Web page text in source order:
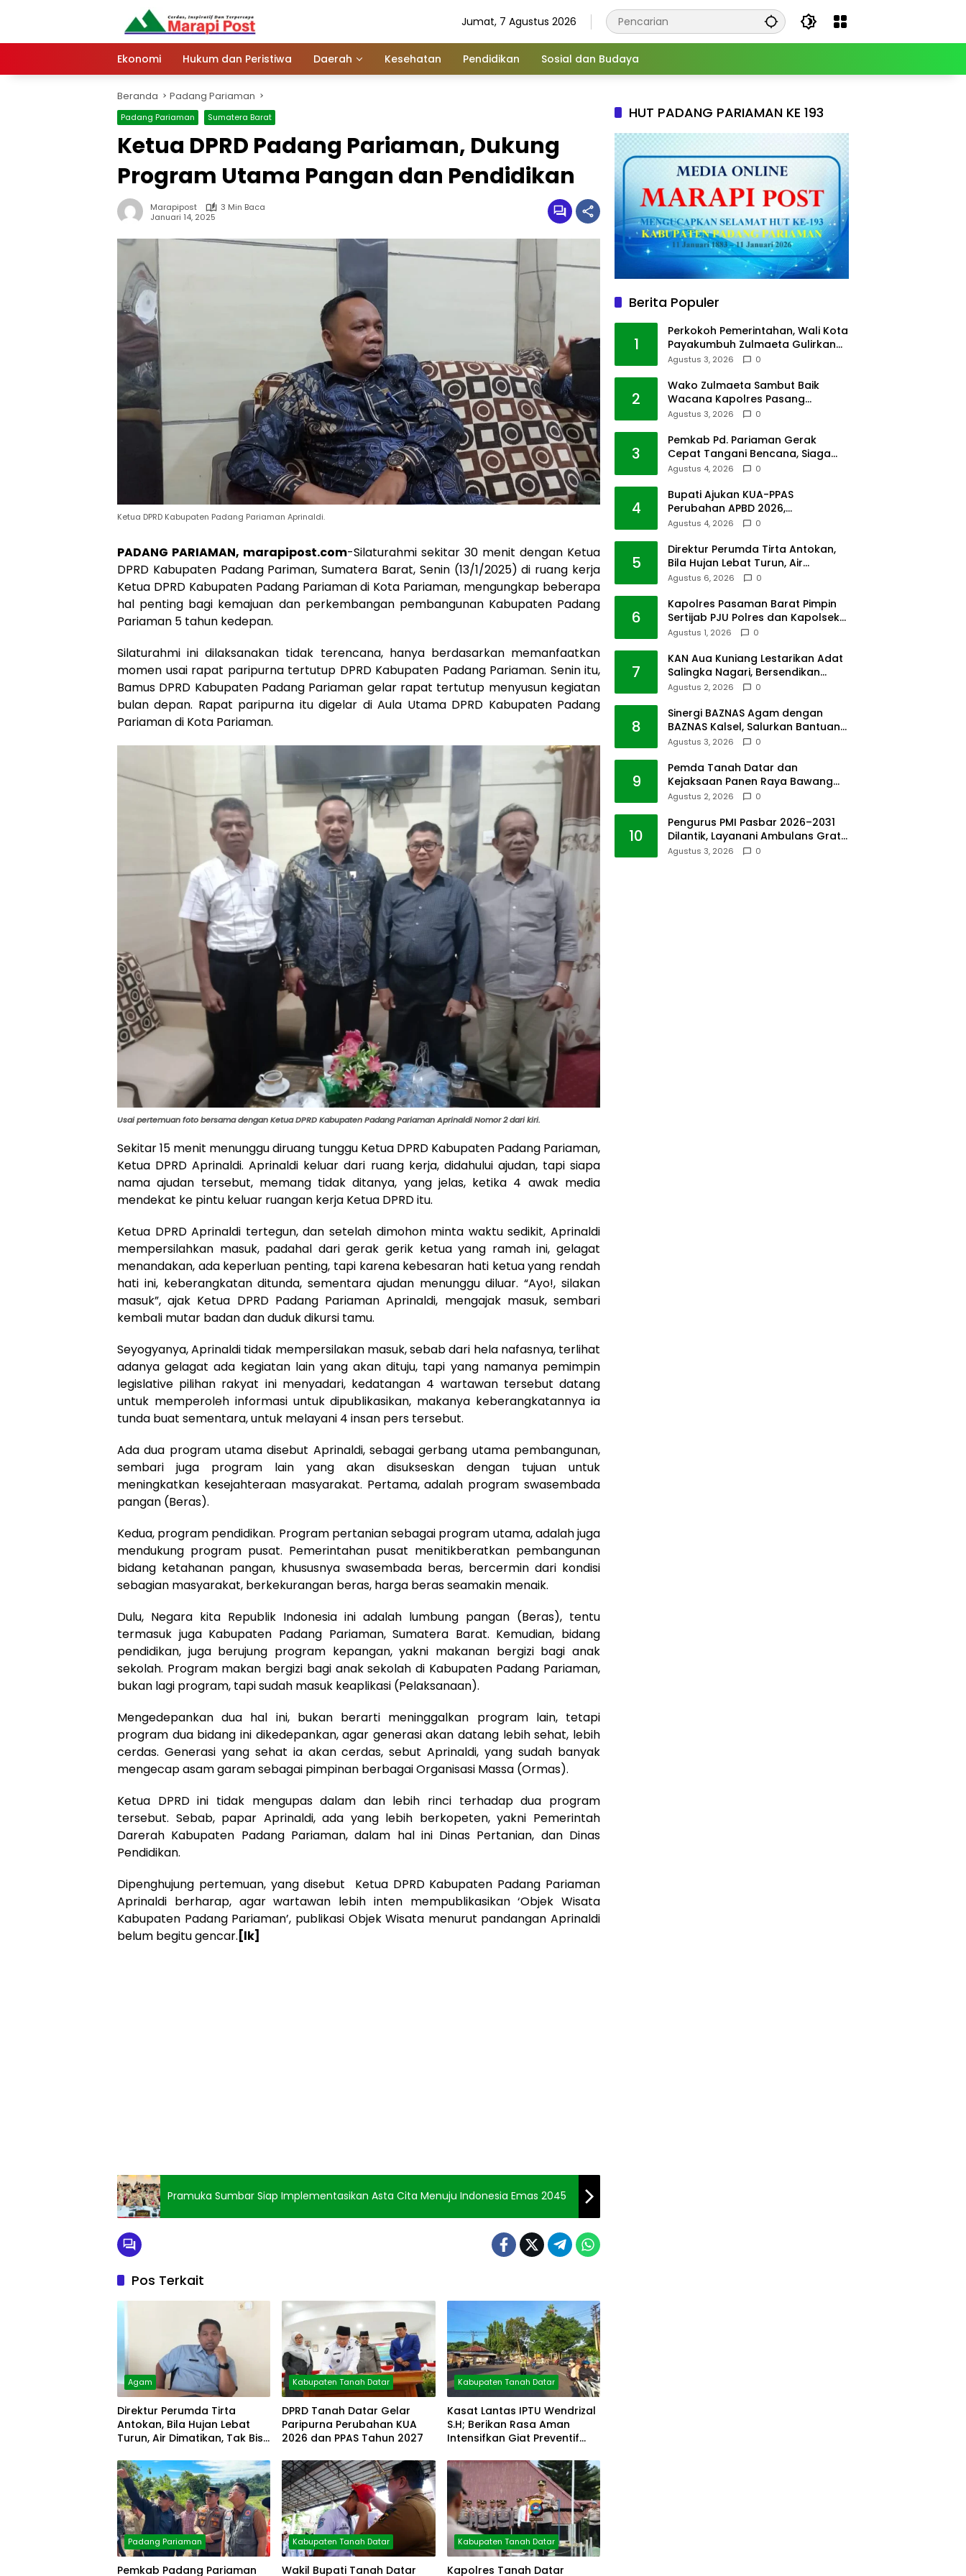
Jumat, 7 Agustus 2026
Ekonomi Hukum dan Peristiwa Daerah Kesehatan Pendidikan Sosial dan Budaya
Beranda Padang Pariaman
Padang Pariaman Sumatera Barat
Ketua DPRD Padang Pariaman, Dukung
Program Utama Pangan dan Pendidikan
Marapipost
3 Min Baca
Januari 14, 2025
Ketua DPRD Kabupaten Padang Pariaman Aprinaldi.
PADANG PARIAMAN, marapipost.com-Silaturahmi sekitar 30 menit dengan Ketua
DPRD Kabupaten Padang Pariman, Sumatera Barat, Senin (13/1/2025) di ruang kerja
Ketua DPRD Kabupaten Padang Pariaman di Kota Pariaman, mengungkap beberapa
hal penting bagi kemajuan dan perkembangan pembangunan Kabupaten Padang
Pariaman 5 tahun kedepan.
Silaturahmi ini dilaksanakan tidak terencana, hanya berdasarkan memanfaatkan
momen usai rapat paripurna tertutup DPRD Kabupaten Padang Pariaman. Senin itu,
Bamus DPRD Kabupaten Padang Pariaman gelar rapat tertutup menyusun kegiatan
bulan depan. Rapat paripurna itu digelar di Aula Utama DPRD Kabupaten Padang
Pariaman di Kota Pariaman.
Usai pertemuan foto bersama dengan Ketua DPRD Kabupaten Padang Pariaman Aprinaldi Nomor 2 dari kiri.
Sekitar 15 menit menunggu diruang tunggu Ketua DPRD Kabupaten Padang Pariaman,
Ketua DPRD Aprinaldi. Aprinaldi keluar dari ruang kerja, didahului ajudan, tapi siapa
nama ajudan tersebut, memang tidak ditanya, yang jelas, ketika 4 awak media
mendekat ke pintu keluar ruangan kerja Ketua DPRD itu.
Ketua DPRD Aprinaldi tertegun, dan setelah dimohon minta waktu sedikit, Aprinaldi
mempersilahkan masuk, padahal dari gerak gerik ketua yang ramah ini, gelagat
menandakan, ada keperluan penting, tapi karena kebesaran hati ketua yang rendah
hati ini, keberangkatan ditunda, sementara ajudan menunggu diluar. “Ayo!, silakan
masuk”, ajak Ketua DPRD Padang Pariaman Aprinaldi, mengajak masuk, sembari
kembali mutar badan dan duduk dikursi tamu.
Seyogyanya, Aprinaldi tidak mempersilakan masuk, sebab dari hela nafasnya, terlihat
adanya gelagat ada kegiatan lain yang akan dituju, tapi yang namanya pemimpin
legislative pilihan rakyat ini menyadari, kedatangan 4 wartawan tersebut datang
untuk memperoleh informasi untuk dipublikasikan, makanya keberangkatannya ia
tunda buat sementara, untuk melayani 4 insan pers tersebut.
Ada dua program utama disebut Aprinaldi, sebagai gerbang utama pembangunan,
sembari juga program lain yang akan disukseskan dengan tujuan untuk
meningkatkan kesejahteraan masyarakat. Pertama, adalah program swasembada
pangan (Beras).
Kedua, program pendidikan. Program pertanian sebagai program utama, adalah juga
mendukung program pusat. Pemerintahan pusat menitikberatkan pembangunan
bidang ketahanan pangan, khususnya swasembada beras, bercermin dari kondisi
sebagian masyarakat, berkekurangan beras, harga beras seamakin menaik.
Dulu, Negara kita Republik Indonesia ini adalah lumbung pangan (Beras), tentu
termasuk juga Kabupaten Padang Pariaman, Sumatera Barat. Kemudian, bidang
pendidikan, juga berujung program kepangan, yakni makanan bergizi bagi anak
sekolah. Program makan bergizi bagi anak sekolah di Kabupaten Padang Pariaman,
bukan lagi program, tapi sudah masuk keaplikasi (Pelaksanaan).
Mengedepankan dua hal ini, bukan berarti meninggalkan program lain, tetapi
program dua bidang ini dikedepankan, agar generasi akan datang lebih sehat, lebih
cerdas. Generasi yang sehat ia akan cerdas, sebut Aprinaldi, yang sudah banyak
mengecap asam garam sebagai pimpinan berbagai Organisasi Massa (Ormas).
Ketua DPRD ini tidak mengupas dalam dan lebih rinci terhadap dua program
tersebut. Sebab, papar Aprinaldi, ada yang lebih berkopeten, yakni Pemerintah
Darerah Kabupaten Padang Pariaman, dalam hal ini Dinas Pertanian, dan Dinas
Pendidikan.
Dipenghujung pertemuan, yang disebut Ketua DPRD Kabupaten Padang Pariaman
Aprinaldi berharap, agar wartawan lebih inten mempublikasikan ‘Objek Wisata
Kabupaten Padang Pariaman’, publikasi Objek Wisata menurut pandangan Aprinaldi
belum begitu gencar. [lk]
Pramuka Sumbar Siap Implementasikan Asta Cita Menuju Indonesia Emas 2045
Pos Terkait
Agam
Direktur Perumda Tirta
Antokan, Bila Hujan Lebat
Turun, Air Dimatikan, Tak Bisa
Kabupaten Tanah Datar
DPRD Tanah Datar Gelar
Paripurna Perubahan KUA
2026 dan PPAS Tahun 2027
Kabupaten Tanah Datar
Kasat Lantas IPTU Wendrizal
S.H; Berikan Rasa Aman
Intensifkan Giat Preventif
Padang Pariaman
Pemkab Padang Pariaman
Kabupaten Tanah Datar
Wakil Bupati Tanah Datar
Kabupaten Tanah Datar
Kapolres Tanah Datar
HUT PADANG PARIAMAN KE 193
Berita Populer
1
Perkokoh Pemerintahan, Wali Kota
Payakumbuh Zulmaeta Gulirkan
Jabatan
Agustus 3, 2026 0
2
Wako Zulmaeta Sambut Baik
Wacana Kapolres Pasang
Kamera Pantau Lalin
Agustus 3, 2026 0
3
Pemkab Pd. Pariaman Gerak
Cepat Tangani Bencana, Siaga
Cuaca Ekstrem
Agustus 4, 2026 0
4
Bupati Ajukan KUA-PPAS
Perubahan APBD 2026,
Pendapatan Pasbar Naik 15
Agustus 4, 2026 0
5
Direktur Perumda Tirta Antokan,
Bila Hujan Lebat Turun, Air
Dimatikan, Tak Bisa Diolah
Agustus 6, 2026 0
6
Kapolres Pasaman Barat Pimpin
Sertijab PJU Polres dan Kapolsek
Sungai Beremas
Agustus 1, 2026 0
7
KAN Aua Kuniang Lestarikan Adat
Salingka Nagari, Bersendikan
Kitabullah
Agustus 2, 2026 0
8
Sinergi BAZNAS Agam dengan
BAZNAS Kalsel, Salurkan Bantuan
Bencana Alam
Agustus 3, 2026 0
9
Pemda Tanah Datar dan
Kejaksaan Panen Raya Bawang
Merah di Sawah Tangah
Agustus 2, 2026 0
10
Pengurus PMI Pasbar 2026–2031
Dilantik, Layanani Ambulans Gratis
ke Padang
Agustus 3, 2026 0